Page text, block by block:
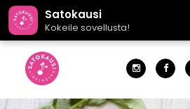
Satokausi
Kokeile sovellusta!